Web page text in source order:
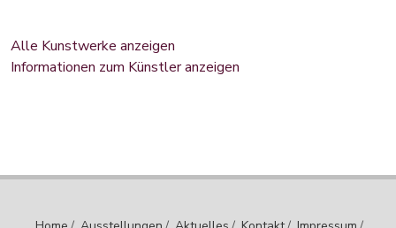
Alle Kunstwerke anzeigen
Informationen zum Künstler anzeigen